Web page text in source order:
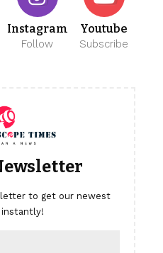
Instagram
Follow
Youtube
Subscribe
to get our newest